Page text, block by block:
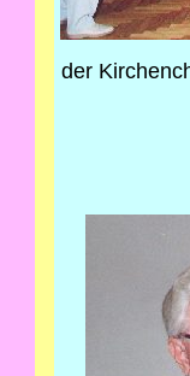
der